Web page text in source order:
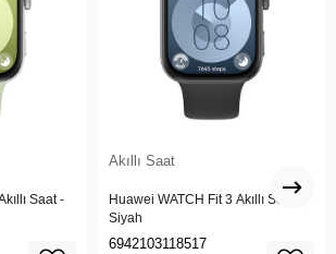
Saat -
Akıllı Saat
Huawei WATCH Fit 3 Akıllı Saat -
Siyah
6942103118517